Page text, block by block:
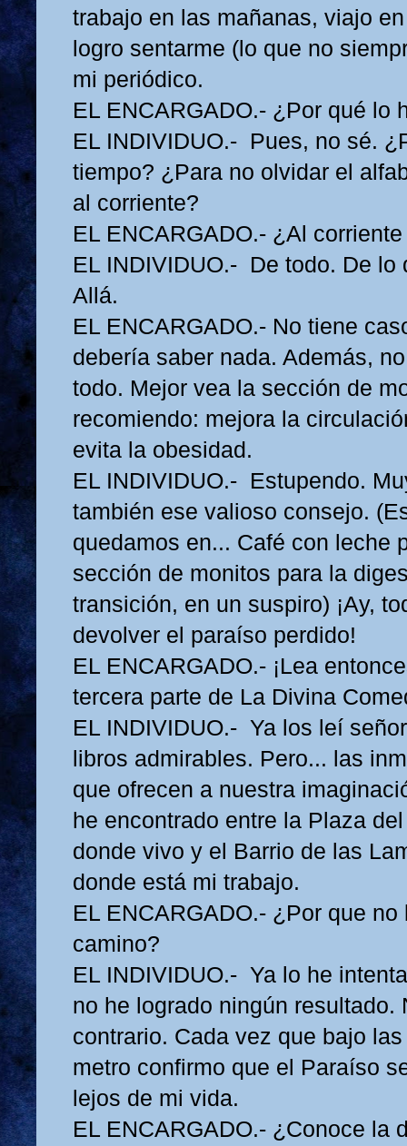
trabajo en las mañanas, viajo
logro sentarme (lo que no
mi periódico.
EL ENCARGADO.- ¿Por qué lo
EL INDIVIDUO.- Pues, no sé.
tiempo? ¿Para no olvidar el
al corriente?
EL ENCARGADO.- ¿Al
EL INDIVIDUO.- De todo. De lo
Allá.
EL ENCARGADO.- No tiene
debería saber nada. Además,
todo. Mejor vea la sección de
recomiendo: mejora la
evita la obesidad.
EL INDIVIDUO.- Estupendo.
también ese valioso consejo.
quedamos en... Café con leche
sección de monitos para la
transición, en un suspiro) ¡Ay,
devolver el paraíso perdido!
EL ENCARGADO.- ¡Lea
tercera parte de La Divina
EL INDIVIDUO.- Ya los leí
libros admirables. Pero... las
que ofrecen a nuestra
he encontrado entre la Plaza
donde vivo y el Barrio de las
donde está mi trabajo.
EL ENCARGADO.- ¿Por que no
camino?
EL INDIVIDUO.- Ya lo he
no he logrado ningún resultado.
contrario. Cada vez que bajo
metro confirmo que el Paraíso
lejos de mi vida.
EL ENCARGADO.- ¿Conoce la